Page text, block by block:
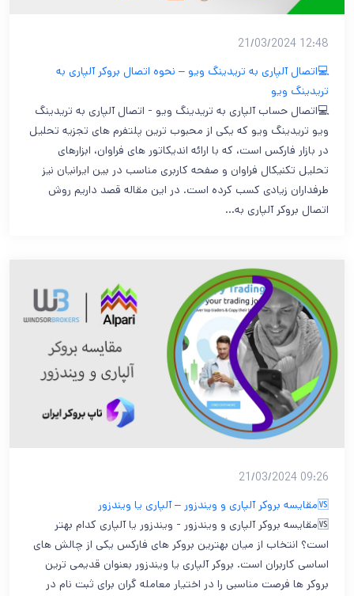
12:48 21/03/2024
💻اتصال آلپاری به تریدینگ ویو – نحوه اتصال بروکر آلپاری به
تریدینگ ویو
💻اتصال حساب آلپاری به تریدینگ ویو - اتصال آلپاری به تریدینگ
ویو تریدینگ ویو که یکی از محبوب ترین پلتفرم های تجزیه تحلیل
در بازار فارکس است، که با ارائه اندیکاتور های فراوان، ابزارهای
تحلیل تکنیکال فراوان و صفحه کاربری مناسب در بین ایرانیان نیز
طرفداران زیادی کسب کرده است. در این مقاله قصد داریم روش
اتصال بروکر آلپاری به…
09:26 21/03/2024
🆚مقایسه بروکر آلپاری و ویندزور – آلپاری یا ویندزور
🆚مقایسه بروکر آلپاری و ویندزور - ویندزور یا آلپاری کدام بهتر
است؟ انتخاب از میان بهترین بروکر های فارکس یکی از چالش های
اساسی کاربران است. بروکر آلپاری یا ویندزور بعنوان قدیمی ترین
بروکر ها فرصت مناسبی را در اختیار معامله گران برای ثبت نام در